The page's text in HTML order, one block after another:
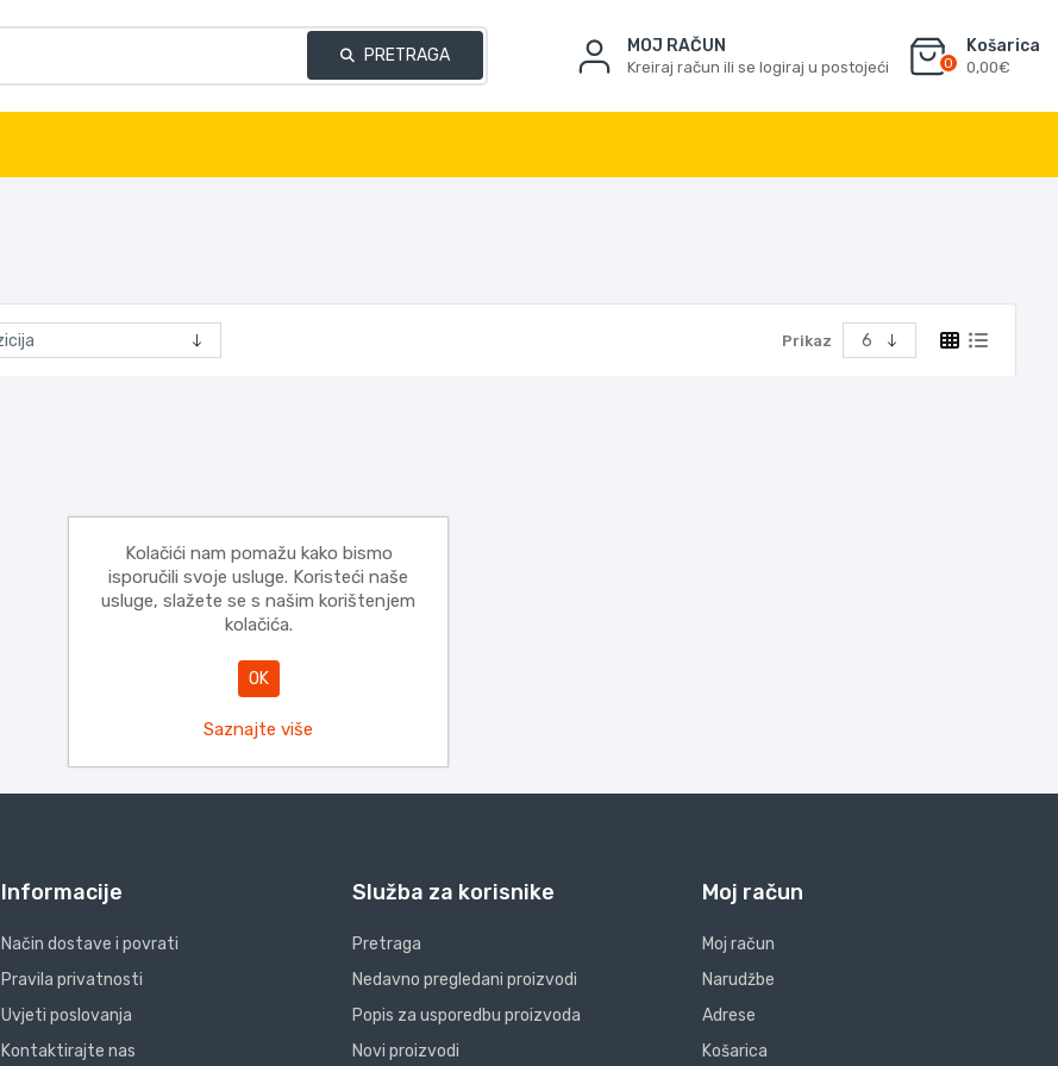
MOJ RAČUN
Kreiraj račun ili se logiraj u postojeći 0
Košarica
0,00€
PRETRAGA
Prikaz
Informacije
Način dostave i povrati
Pravila privatnosti
Uvjeti poslovanja
Kontaktirajte nas
Služba za korisnike
Pretraga
Nedavno pregledani proizvodi
Popis za usporedbu proizvoda
Novi proizvodi
Moj račun
Moj račun
Narudžbe
Adrese
Košarica
Kolačići nam pomažu kako bismo
isporučili svoje usluge. Koristeći naše
usluge, slažete se s našim korištenjem
kolačića.
OK
Saznajte više